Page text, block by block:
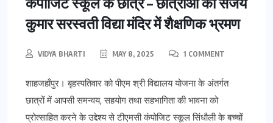
कुमार सरस्वती विद्या मंदिर में शैक्षणिक भ्रमण
VIDYA BHARTI MAY 8, 2025 1 COMMENT
शाहजहाँपुर। बृहस्पतिवार को पीएम श्री विद्यालय योजना के अंतर्गत
छात्रों में आपसी समन्वय, सहयोग तथा सहभागिता की भावना को
प्रोत्साहित करने के उद्देश्य से टीएमसी कंपोजिट स्कूल सिंधौली के बच्चों